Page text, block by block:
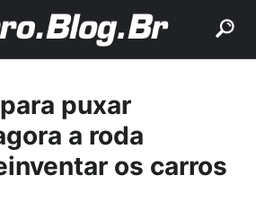
puxar
a roda
os carros